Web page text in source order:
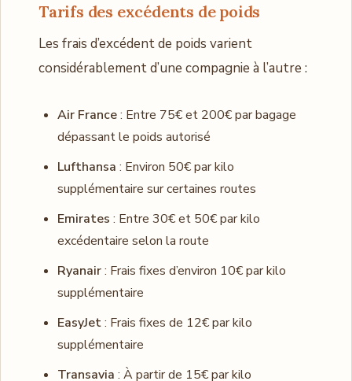
Tarifs des excédents de poids
Les frais d’excédent de poids varient
considérablement d’une compagnie à l’autre :
Air France: Entre 75€ et 200€ par bagage
dépassant le poids autorisé
Lufthansa : Environ 50€ par kilo
supplémentaire sur certaines routes
Emirates : Entre 30€ et 50€ par kilo
excédentaire selon la route
Ryanair: Frais fixes d’environ 10€ par kilo
supplémentaire
EasyJet: Frais fixes de 12€ par kilo
supplémentaire
Transavia : À partir de 15€ par kilo